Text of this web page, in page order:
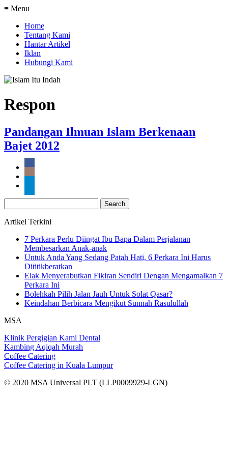
≡ Menu
Home
Tentang Kami
Hantar Artikel
Iklan
Hubungi Kami
Respon
Pandangan Ilmuan Islam Berkenaan
Bajet 2012
for:
Artikel Terkini
7 Perkara Perlu Diingat Ibu Bapa Dalam Perjalanan
Membesarkan Anak-anak
Untuk Anda Yang Sedang Patah Hati, 6 Perkara Ini Harus
Dititikberatkan
Elak Menyerabutkan Fikiran Sendiri Dengan Mengamalkan 7
Perkara Ini
Bolehkah Pilih Jalan Jauh Untuk Solat Qasar?
Keindahan Berbicara Mengikut Sunnah Rasulullah
MSA
Klinik Pergigian Kami Dental
Kambing Aqiqah Murah
Coffee Catering
Coffee Catering in Kuala Lumpur
© 2020 MSA Universal PLT (LLP0009929-LGN)